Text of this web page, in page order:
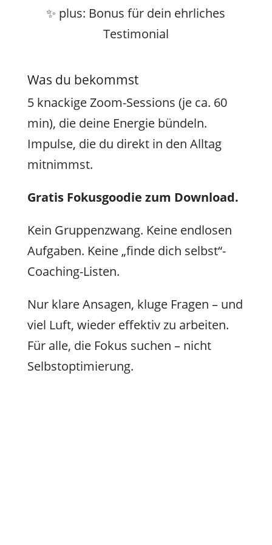
✨ plus: Bonus für dein ehrliches
Testimonial
Was du bekommst
5 knackige Zoom-Sessions (je ca. 60
min), die deine Energie bündeln.
Impulse, die du direkt in den Alltag
mitnimmst.
Gratis Fokusgoodie zum Download.
Kein Gruppenzwang. Keine endlosen
Aufgaben. Keine „finde dich selbst“-
Coaching-Listen.
Nur klare Ansagen, kluge Fragen – und
viel Luft, wieder effektiv zu arbeiten.
Für alle, die Fokus suchen – nicht
Selbstoptimierung.